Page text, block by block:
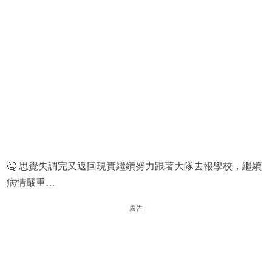
🤒 思覺失調完又返回現實繼續努力跟著大隊去報學校，繼續
病情嚴重…
廣告